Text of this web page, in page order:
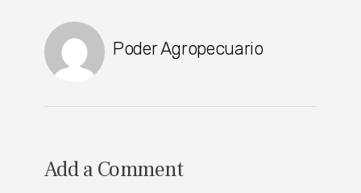
Poder Agropecuario
Add a Comment